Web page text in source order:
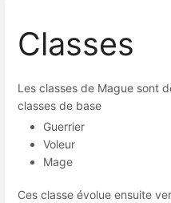
Classes
Les classes de Mague sont
classes de base
Guerrier
Voleur
Mage
Ces classe évolue ensuite